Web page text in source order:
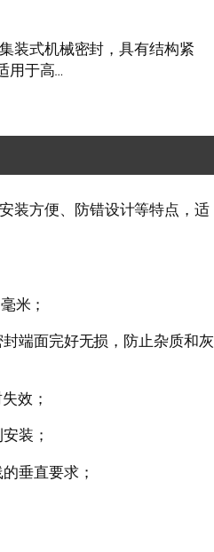
装式机械密封，具有结构紧
用于高…
装方便、防错设计等特点，适
米；
端面完好无损，防止杂质和灰
效；
装；
垂直要求；